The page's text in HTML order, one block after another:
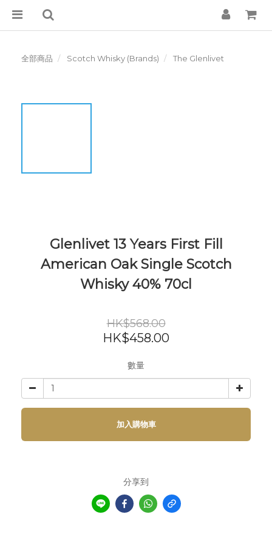
全部商品 Scotch Whisky (Brands) The Glenlivet
Glenlivet 13 Years First Fill
American Oak Single Scotch
Whisky 40% 70cl
HK$568.00
HK$458.00
數量
加入購物車
分享到